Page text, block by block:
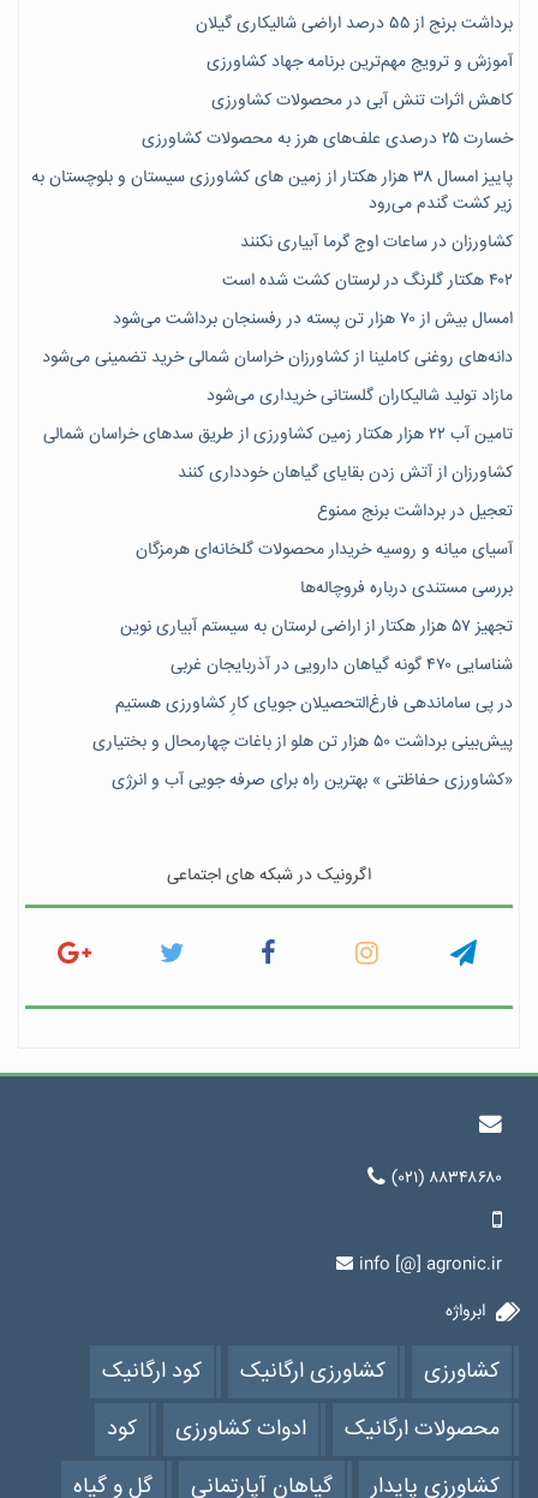
برداشت برنج از ۵۵ درصد اراضی شالیکاری گیلان
آموزش و ترویج مهم‌ترین برنامه جهاد کشاورزی
کاهش اثرات تنش آبی در محصولات کشاورزی
خسارت ۲۵ درصدی علف‌های هرز به محصولات کشاورزی
پاییز امسال ۳۸ هزار هکتار از زمین های کشاورزی سیستان و بلوچستان به
زیر کشت گندم می‌رود
کشاورزان در ساعات اوج گرما آبیاری نکنند
۴۰۲ هکتار گلرنگ در لرستان کشت شده است
امسال بیش از ۷۰ هزار تن پسته در رفسنجان برداشت می‌شود
دانه‌های روغنی کاملینا از کشاورزان خراسان شمالی خرید تضمینی می‌شود
مازاد تولید شالیکاران گلستانی خریداری می‌شود
تامین آب ۲۲ هزار هکتار زمین کشاورزی از طریق سدهای خراسان شمالی
کشاورزان از آتش زدن بقایای گیاهان خودداری کنند
تعجیل در برداشت برنج ممنوع
آسیای میانه و روسیه خریدار محصولات گلخانه‌ای هرمزگان
بررسی مستندی درباره فروچاله‌ها
تجهیز ۵۷ هزار هکتار از اراضی لرستان به سیستم آبیاری نوین
شناسایی ۴۷٠ گونه گیاهان دارویی در آذربایجان غربی
در پی ساماندهی فارغ‌التحصیلان جویای کارِ کشاورزی هستیم
پیش‎‌بینی برداشت ۵۰ هزار تن هلو از باغات چهارمحال و بختیاری
«کشاورزی حفاظتی » بهترین راه برای صرفه جویی آب و انرژی
اگرونیک در شبکه های اجتماعی
(۰۲۱) ۸۸۳۴۸۶۸۰
info [@] agronic.ir
ابرواژه
کشاورزی کشاورزی ارگانیک
کود ارگانیک
محصولات ارگانیک
ادوات کشاورزی
کود
کشاورزی پایدار
گیاهان آپارتمانی گل و گیاه